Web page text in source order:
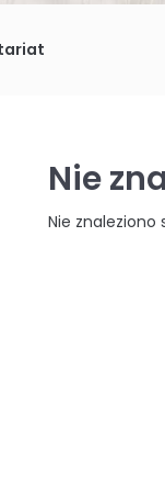
Nie
Nie znaleziono